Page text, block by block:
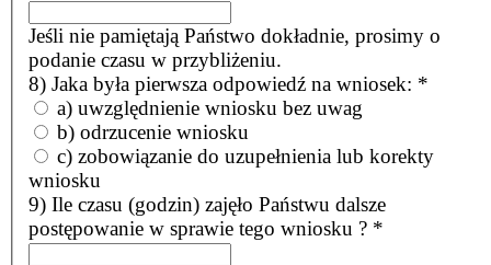
Jeśli nie pamiętają Państwo dokładnie, prosimy o
podanie czasu w przybliżeniu.
8) Jaka była pierwsza odpowiedź na wniosek: *
a) uwzględnienie wniosku bez uwag
b) odrzucenie wniosku
c) zobowiązanie do uzupełnienia lub korekty
wniosku
9) Ile czasu (godzin) zajęło Państwu dalsze
postępowanie w sprawie tego wniosku ? *